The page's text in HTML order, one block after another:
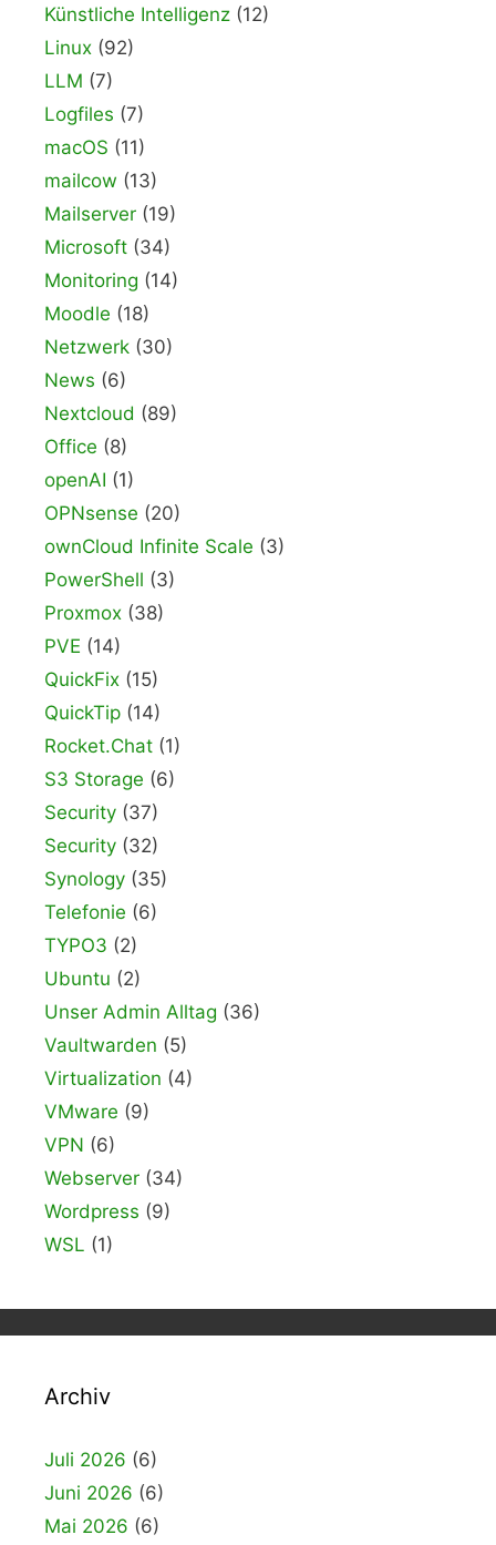
Künstliche Intelligenz (12)
Linux (92)
LLM (7)
Logfiles (7)
macOS (11)
mailcow (13)
Mailserver (19)
Microsoft (34)
Monitoring (14)
Moodle (18)
Netzwerk (30)
News (6)
Nextcloud (89)
Office (8)
openAI (1)
OPNsense (20)
ownCloud Infinite Scale (3)
PowerShell (3)
Proxmox (38)
PVE (14)
QuickFix (15)
QuickTip (14)
Rocket.Chat (1)
S3 Storage (6)
Security (37)
Security (32)
Synology (35)
Telefonie (6)
TYPO3 (2)
Ubuntu (2)
Unser Admin Alltag (36)
Vaultwarden (5)
Virtualization (4)
VMware (9)
VPN (6)
Webserver (34)
Wordpress (9)
WSL (1)
Archiv
Juli 2026 (6)
Juni 2026 (6)
Mai 2026 (6)